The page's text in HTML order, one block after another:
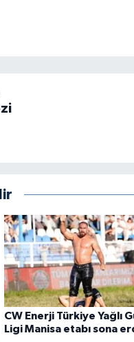
CW Enerji Türkiye Yağlı
Ligi Manisa etabı sona